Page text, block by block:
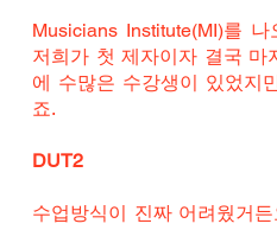
Musicians Institute(MI)를
저희가 첫 제자이자 결국 마
에 수많은 수강생이 있었지
죠.
DUT2
수업방식이 진짜 어려웠거